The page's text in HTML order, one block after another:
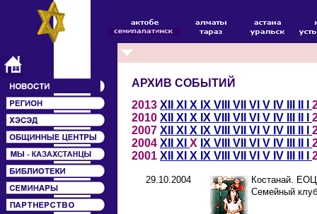
АРХИВ СОБЫТИЙ
2013 XII XI X IX VIII VII VI V IV
2010 XII XI X IX VIII VII VI V IV
2007 XII XI X IX VIII VII VI V IV
2004 XII XI X IX VIII VII VI V IV
2001 XII XI X IX VIII VII VI V IV
29.10.2004
Костанай. ЕОЦ
Семейный